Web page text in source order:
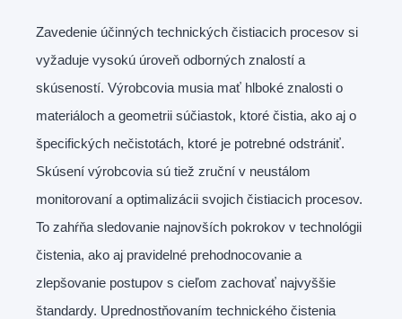
Zavedenie účinných technických čistiacich procesov si
vyžaduje vysokú úroveň odborných znalostí a
skúseností. Výrobcovia musia mať hlboké znalosti o
materiáloch a geometrii súčiastok, ktoré čistia, ako aj o
špecifických nečistotách, ktoré je potrebné odstrániť.
Skúsení výrobcovia sú tiež zruční v neustálom
monitorovaní a optimalizácii svojich čistiacich procesov.
To zahŕňa sledovanie najnovších pokrokov v technológii
čistenia, ako aj pravidelné prehodnocovanie a
zlepšovanie postupov s cieľom zachovať najvyššie
štandardy. Uprednostňovaním technického čistenia